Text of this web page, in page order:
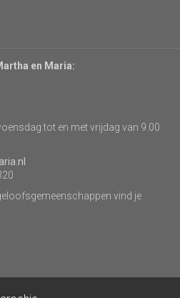
en Maria:
tot en met vrijdag van 9.00
vind je